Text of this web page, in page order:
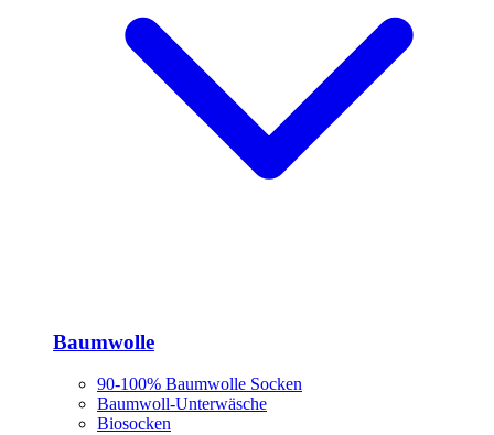
Baumwolle
90-100% Baumwolle Socken
Baumwoll-Unterwäsche
Biosocken